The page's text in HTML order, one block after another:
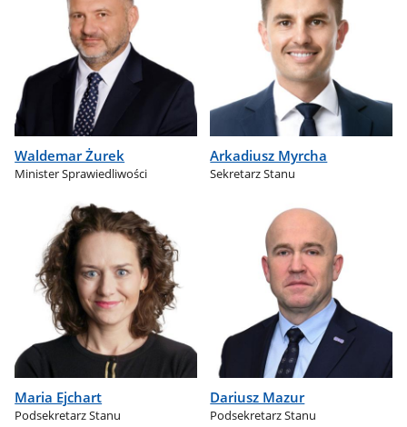
Waldemar Żurek
Minister Sprawiedliwości
Arkadiusz Myrcha
Sekretarz Stanu
Maria Ejchart
Podsekretarz Stanu
Dariusz Mazur
Podsekretarz Stanu